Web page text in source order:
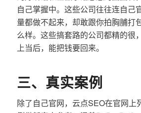
自己掌握中。这些公司往往连自己
量都做不起来，却敢跟你拍胸脯打
么样。这些搞套路的公司都精的很
上当后，能把钱要回来。
三、真实案例
除了自己官网，云点SEO在官网上